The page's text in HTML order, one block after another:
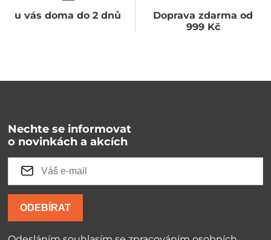
u vás doma do 2 dnů
Doprava zdarma od
999 Kč
Nechte se informovat
o novinkách a akcích
ODEBÍRAT